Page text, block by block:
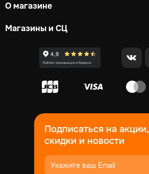
О магазине
Магазины и СЦ
Подписаться на акции,
скидки и новости